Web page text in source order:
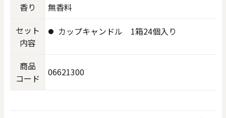
香り
無香料
セット
内容
カップキャンドル 1箱24個入り
商品
コード
06621300